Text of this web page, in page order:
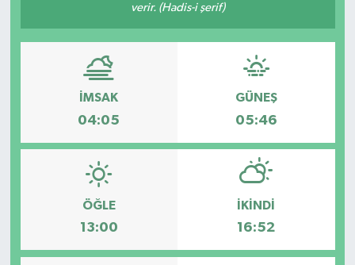
verir. (Hadis-i şerif)
İMSAK
04:05
GÜNEŞ
05:46
ÖĞLE
13:00
İKINDI
16:52
Röportajlar